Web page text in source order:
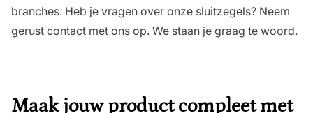
branches. Heb je vragen over onze sluitzegels? Neem
gerust contact met ons op. We staan je graag te woord.
Maak jouw product compleet met